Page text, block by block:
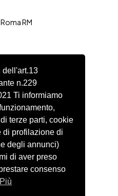
dell'art.13
n.229
Ti informiamo
terze parti, cookie
di profilazione di
degli annunci)
di aver preso
consenso
RM
Account
Profilo
Ordini
Wishlist
Spedizioni e Resi